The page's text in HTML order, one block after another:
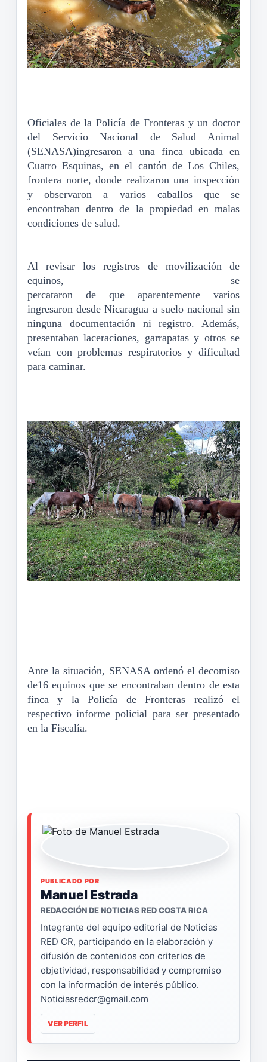
Oficiales de la Policía de Fronteras y un doctor
del Servicio Nacional de Salud Animal
(SENASA)ingresaron a una finca ubicada en
Cuatro Esquinas, en el cantón de Los Chiles,
frontera norte, donde realizaron una inspección
y observaron a varios caballos que se
encontraban dentro de la propiedad en malas
condiciones de salud.
Al revisar los registros de movilización de
equinos, se
percataron de que aparentemente varios
ingresaron desde Nicaragua a suelo nacional sin
ninguna documentación ni registro. Además,
presentaban laceraciones, garrapatas y otros se
veían con problemas respiratorios y dificultad
para caminar.
Ante la situación, SENASA ordenó el decomiso
de16 equinos que se encontraban dentro de esta
finca y la Policía de Fronteras realizó el
respectivo informe policial para ser presentado
en la Fiscalía.
PUBLICADO POR
Manuel Estrada
REDACCIÓN DE NOTICIAS RED COSTA RICA
Integrante del equipo editorial de Noticias
RED CR, participando en la elaboración y
difusión de contenidos con criterios de
objetividad, responsabilidad y compromiso
con la información de interés público.
Noticiasredcr@gmail.com
VER PERFIL